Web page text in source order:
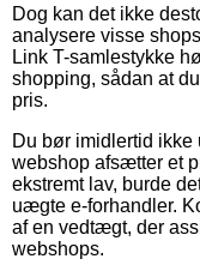
Dog kan det ikke
analysere visse
Link T-samlestykke
shopping, sådan at
pris.
Du bør imidlertid ikke
webshop afsætter et
ekstremt lav, burde
uægte e-forhandler.
af en vedtægt, der
webshops.